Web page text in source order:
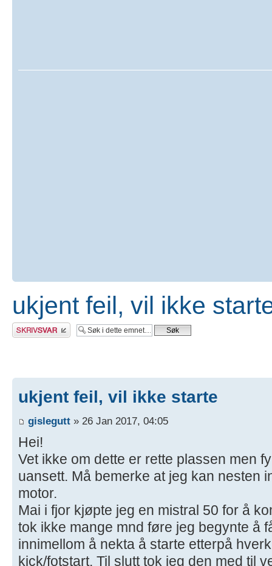
ukjent feil, vil ikke
Skriv et svar
ukjent feil, vil ikke starte
gislegutt » 26 Jan 2017, 04:05
Hei!
Vet ikke om dette er rette plassen men
uansett. Må bemerke at jeg kan nesten
motor.
Mai i fjor kjøpte jeg en mistral 50 for å
tok ikke mange mnd føre jeg begynte å
innimellom å nekta å starte etterpå
kick/fotstart. Til slutt tok jeg den med til